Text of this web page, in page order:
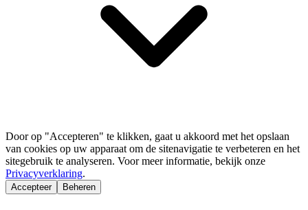
Door op "Accepteren" te klikken, gaat u akkoord met het opslaan
van cookies op uw apparaat om de sitenavigatie te verbeteren en het
sitegebruik te analyseren. Voor meer informatie, bekijk onze
Privacyverklaring.
Accepteer Beheren